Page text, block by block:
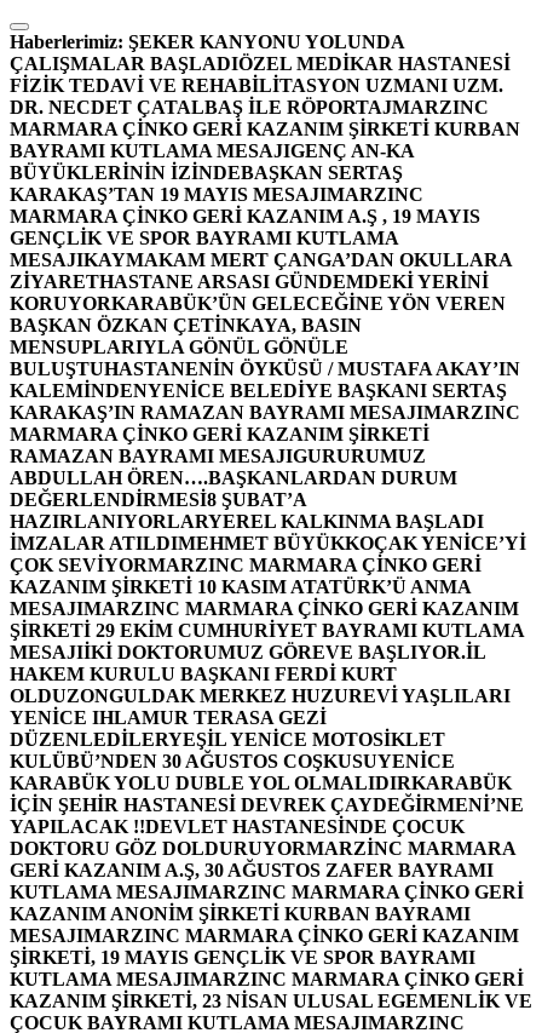
İçeriğe
atla
Haberlerimiz: ŞEKER KANYONU YOLUNDA
ÇALIŞMALAR BAŞLADIÖZEL MEDİKAR HASTANESİ
FİZİK TEDAVİ VE REHABİLİTASYON UZMANI UZM.
DR. NECDET ÇATALBAŞ İLE RÖPORTAJMARZINC
MARMARA ÇİNKO GERİ KAZANIM ŞİRKETİ KURBAN
BAYRAMI KUTLAMA MESAJIGENÇ AN-KA
BÜYÜKLERİNİN İZİNDEBAŞKAN SERTAŞ
KARAKAŞ’TAN 19 MAYIS MESAJIMARZINC
MARMARA ÇİNKO GERİ KAZANIM A.Ş , 19 MAYIS
GENÇLİK VE SPOR BAYRAMI KUTLAMA
MESAJIKAYMAKAM MERT ÇANGA’DAN OKULLARA
ZİYARETHASTANE ARSASI GÜNDEMDEKİ YERİNİ
KORUYORKARABÜK’ÜN GELECEĞİNE YÖN VEREN
BAŞKAN ÖZKAN ÇETİNKAYA, BASIN
MENSUPLARIYLA GÖNÜL GÖNÜLE
BULUŞTUHASTANENİN ÖYKÜSÜ / MUSTAFA AKAY’IN
KALEMİNDENYENİCE BELEDİYE BAŞKANI SERTAŞ
KARAKAŞ’IN RAMAZAN BAYRAMI MESAJIMARZINC
MARMARA ÇİNKO GERİ KAZANIM ŞİRKETİ
RAMAZAN BAYRAMI MESAJIGURURUMUZ
ABDULLAH ÖREN….BAŞKANLARDAN DURUM
DEĞERLENDİRMESİ8 ŞUBAT’A
HAZIRLANIYORLARYEREL KALKINMA BAŞLADI
İMZALAR ATILDIMEHMET BÜYÜKKOÇAK YENİCE’Yİ
ÇOK SEVİYORMARZINC MARMARA ÇİNKO GERİ
KAZANIM ŞİRKETİ 10 KASIM ATATÜRK’Ü ANMA
MESAJIMARZINC MARMARA ÇİNKO GERİ KAZANIM
ŞİRKETİ 29 EKİM CUMHURİYET BAYRAMI KUTLAMA
MESAJIİKİ DOKTORUMUZ GÖREVE BAŞLIYOR.İL
HAKEM KURULU BAŞKANI FERDİ KURT
OLDUZONGULDAK MERKEZ HUZUREVİ YAŞLILARI
YENİCE IHLAMUR TERASA GEZİ
DÜZENLEDİLERYEŞİL YENİCE MOTOSİKLET
KULÜBÜ’NDEN 30 AĞUSTOS COŞKUSUYENİCE
KARABÜK YOLU DUBLE YOL OLMALIDIRKARABÜK
İÇİN ŞEHİR HASTANESİ DEVREK ÇAYDEĞİRMENİ’NE
YAPILACAK !!DEVLET HASTANESİNDE ÇOCUK
DOKTORU GÖZ DOLDURUYORMARZİNC MARMARA
GERİ KAZANIM A.Ş, 30 AĞUSTOS ZAFER BAYRAMI
KUTLAMA MESAJIMARZINC MARMARA ÇİNKO GERİ
KAZANIM ANONİM ŞİRKETİ KURBAN BAYRAMI
MESAJIMARZINC MARMARA ÇİNKO GERİ KAZANIM
ŞİRKETİ, 19 MAYIS GENÇLİK VE SPOR BAYRAMI
KUTLAMA MESAJIMARZINC MARMARA ÇİNKO GERİ
KAZANIM ŞİRKETİ, 23 NİSAN ULUSAL EGEMENLİK VE
ÇOCUK BAYRAMI KUTLAMA MESAJIMARZINC